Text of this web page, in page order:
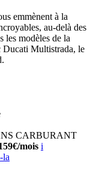
emmènent à la
au-delà des
les modèles de la
Ducati Multistrada, le
CARBURANT
mois i
la